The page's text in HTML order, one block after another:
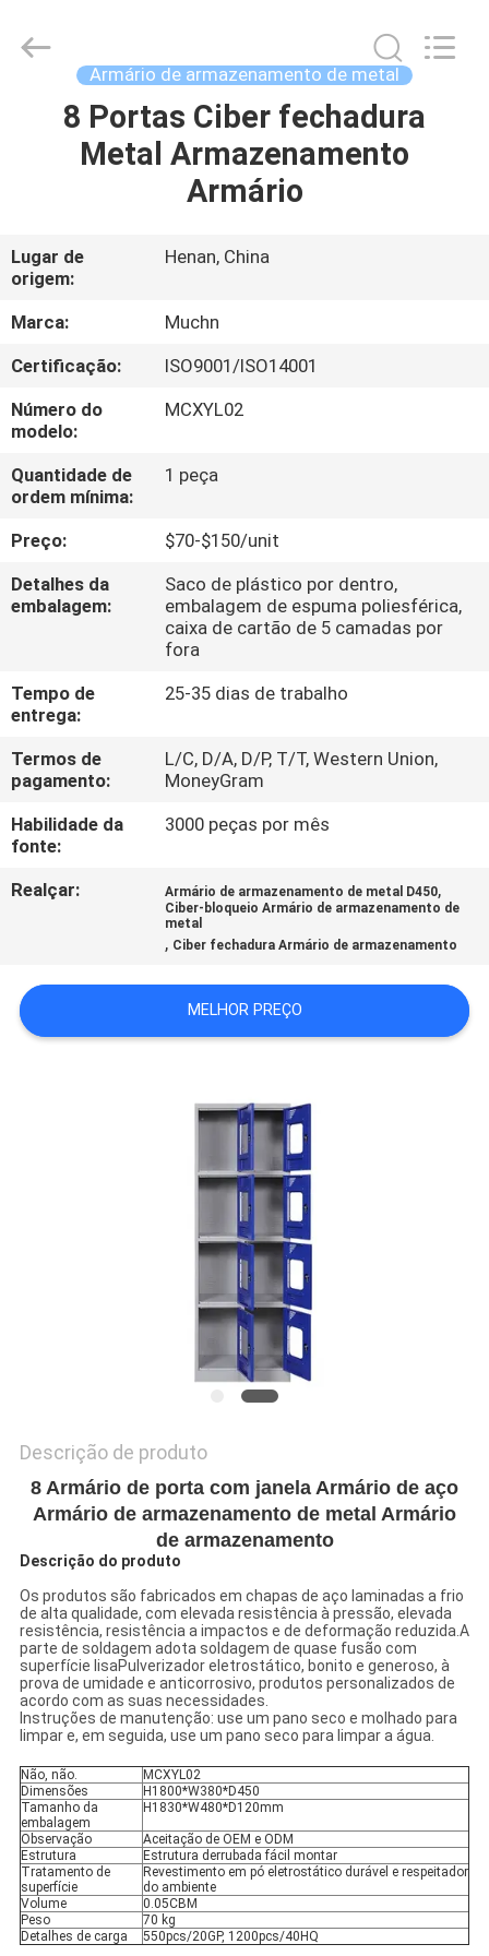
CASA
SOBRE
NÓS
EXCURSÃO
DA
FÁBRICA
CONTROLE
DA
QUALIDADE
CONTACTE-
NOS
NOTÍCIA
PEÇA
UMAS
CITAÇÕES
DO
SITE
Armário de armazenamento de metal
8 Portas Ciber fechadura
Metal Armazenamento
Armário
Lugar de
origem:
Henan, China
Marca:
Muchn
Certificação:
ISO9001/ISO14001
Número do
modelo:
MCXYL02
Quantidade de
ordem mínima:
1 peça
Preço:
$70-$150/unit
Detalhes da
embalagem:
Saco de plástico por dentro,
embalagem de espuma poliesférica,
caixa de cartão de 5 camadas por
fora
Tempo de
entrega:
25-35 dias de trabalho
Termos de
pagamento:
L/C, D/A, D/P, T/T, Western Union,
MoneyGram
Habilidade da
fonte:
3000 peças por mês
Realçar: Armário de armazenamento de metal D450,
Ciber-bloqueio Armário de armazenamento de
metal
, Ciber fechadura Armário de armazenamento
MELHOR PREÇO
Descrição de produto
8 Armário de porta com janela Armário de aço
Armário de armazenamento de metal Armário
de armazenamento
Descrição do produto
Os produtos são fabricados em chapas de aço laminadas a frio
de alta qualidade, com elevada resistência à pressão, elevada
resistência, resistência a impactos e de deformação reduzida.A
parte de soldagem adota soldagem de quase fusão com
superfície lisaPulverizador eletrostático, bonito e generoso, à
prova de umidade e anticorrosivo, produtos personalizados de
acordo com as suas necessidades.
Instruções de manutenção: use um pano seco e molhado para
limpar e, em seguida, use um pano seco para limpar a água.
Não, não.
MCXYL02
Dimensões
H1800*W380*D450
Tamanho da
embalagem
H1830*W480*D120mm
Observação
Aceitação de OEM e ODM
Estrutura
Estrutura derrubada fácil montar
Tratamento de
superfície
Revestimento em pó eletrostático durável e respeitador
do ambiente
Volume
0.05CBM
Peso
70 kg
Detalhes de carga
550pcs/20GP, 1200pcs/40HQ